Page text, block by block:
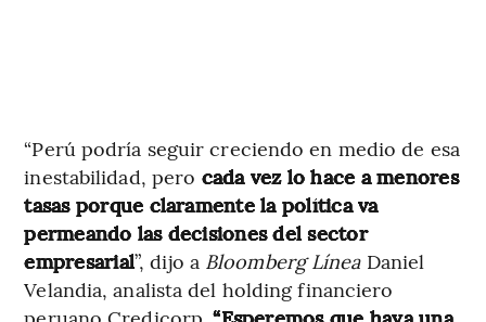
“Perú podría seguir creciendo en medio de esa
inestabilidad, pero cada vez lo hace a menores
tasas porque claramente la política va
permeando las decisiones del sector
empresarial”, dijo a Bloomberg LíneaDaniel
Velandia, analista del holding financiero